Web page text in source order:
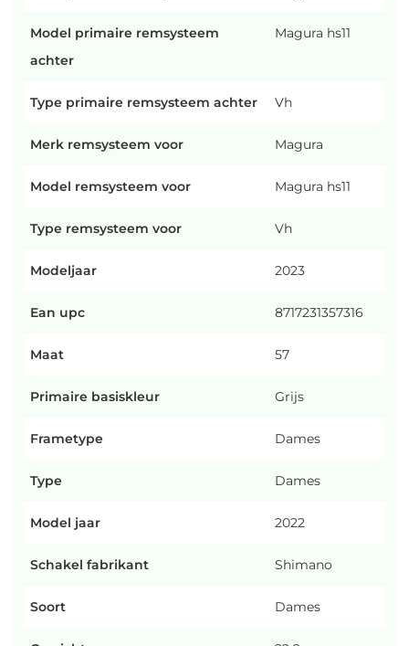
Model primaire remsysteem
achter
Magura hs11
Type primaire remsysteem achter Vh
Merk remsysteem voor Magura
Model remsysteem voor Magura hs11
Type remsysteem voor Vh
Modeljaar 2023
Ean upc 8717231357316
Maat 57
Primaire basiskleur Grijs
Frametype Dames
Type Dames
Model jaar 2022
Schakel fabrikant Shimano
Soort Dames